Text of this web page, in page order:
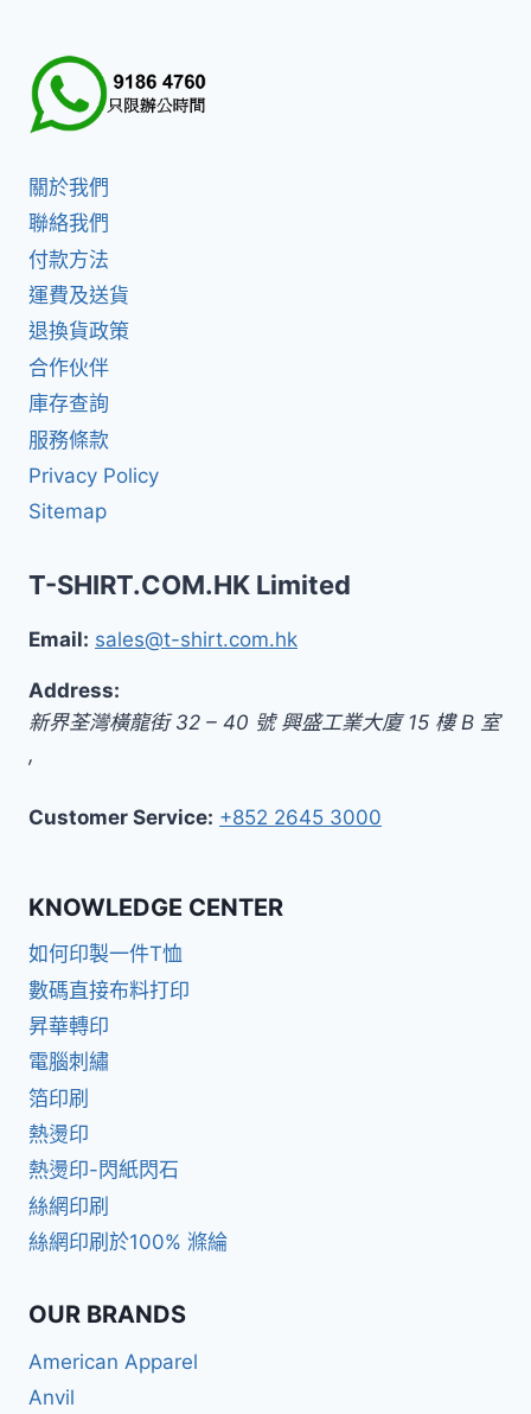
關於我們
聯絡我們
付款方法
運費及送貨
退換貨政策
合作伙伴
庫存查詢
服務條款
Privacy Policy
Sitemap
T-SHIRT.COM.HK Limited
Email: sales@t-shirt.com.hk
Address:
新界荃灣橫龍街 32 – 40 號 興盛工業大廈 15 樓 B 室
,
Customer Service: +852 2645 3000
KNOWLEDGE CENTER
如何印製一件T恤
數碼直接布料打印
昇華轉印
電腦刺繡
箔印刷
熱燙印
熱燙印-閃紙閃石
絲網印刷
絲網印刷於100% 滌綸
OUR BRANDS
American Apparel
Anvil